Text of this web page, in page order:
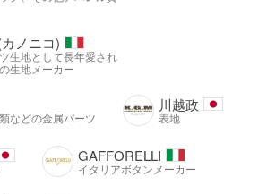
ノニコ)
生地として長年愛され
生地メーカー
などの金属パーツ
川越政
表地
GAFFORELLI
イタリアボタンメーカー